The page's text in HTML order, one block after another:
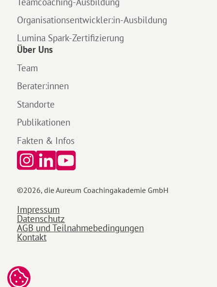
Organisationsentwickler:in-Ausbildung
Lumina Spark-Zertifizierung
Über Uns
Team
Berater:innen
Standorte
Publikationen
Fakten & Infos
©2026, die Aureum Coachingakademie GmbH
Impressum
Datenschutz
AGB und Teilnahmebedingungen
Kontakt